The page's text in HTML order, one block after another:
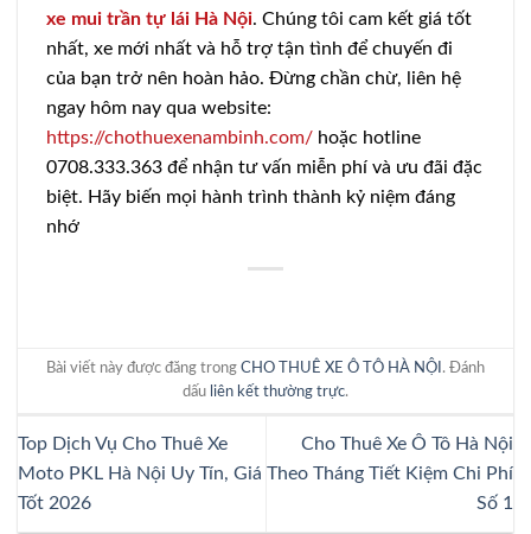
xe mui trần tự lái Hà Nội. Chúng tôi cam kết giá tốt
nhất, xe mới nhất và hỗ trợ tận tình để chuyến đi
của bạn trở nên hoàn hảo. Đừng chần chừ, liên hệ
ngay hôm nay qua website:
https://chothuexenambinh.com/ hoặc hotline
0708.333.363 để nhận tư vấn miễn phí và ưu đãi đặc
biệt. Hãy biến mọi hành trình thành kỷ niệm đáng
nhớ
Bài viết này được đăng trong CHO THUÊ XE Ô TÔ HÀ NỘI . Đánh
dấu liên kết thường trực.
Top Dịch Vụ Cho Thuê Xe
Moto PKL Hà Nội Uy Tín, Giá
Tốt 2026
Cho Thuê Xe Ô Tô Hà Nội
Theo Tháng Tiết Kiệm Chi Phí
Số 1